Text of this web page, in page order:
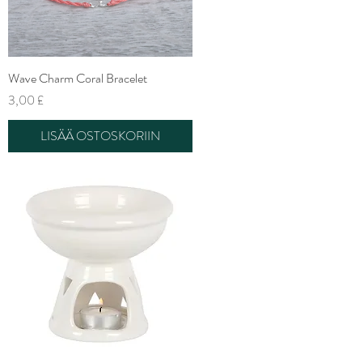
Pikakatselu
Wave Charm Coral Bracelet
Hinta
3,00 £
LISÄÄ OSTOSKORIIN